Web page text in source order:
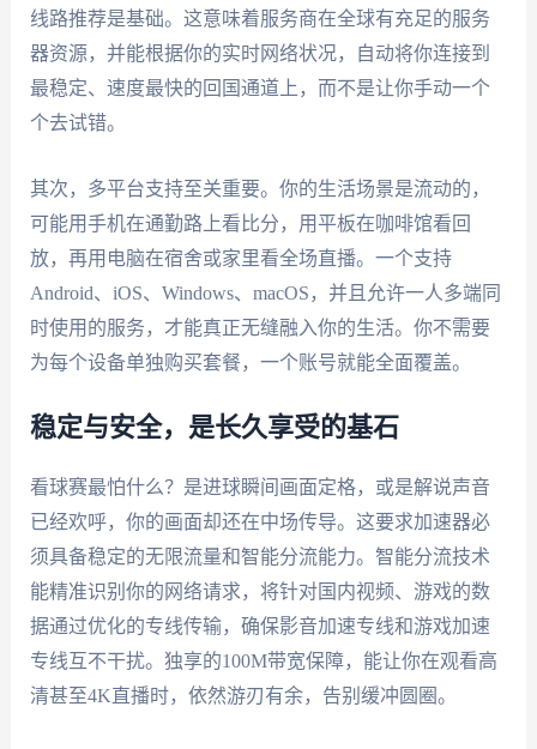
线路推荐是基础。这意味着服务商在全球有充足的服务
器资源，并能根据你的实时网络状况，自动将你连接到
最稳定、速度最快的回国通道上，而不是让你手动一个
个去试错。
其次，多平台支持至关重要。你的生活场景是流动的，
可能用手机在通勤路上看比分，用平板在咖啡馆看回
放，再用电脑在宿舍或家里看全场直播。一个支持
Android、iOS、Windows、macOS，并且允许一人多端同
时使用的服务，才能真正无缝融入你的生活。你不需要
为每个设备单独购买套餐，一个账号就能全面覆盖。
稳定与安全，是长久享受的基石
看球赛最怕什么？是进球瞬间画面定格，或是解说声音
已经欢呼，你的画面却还在中场传导。这要求加速器必
须具备稳定的无限流量和智能分流能力。智能分流技术
能精准识别你的网络请求，将针对国内视频、游戏的数
据通过优化的专线传输，确保影音加速专线和游戏加速
专线互不干扰。独享的100M带宽保障，能让你在观看高
清甚至4K直播时，依然游刃有余，告别缓冲圆圈。